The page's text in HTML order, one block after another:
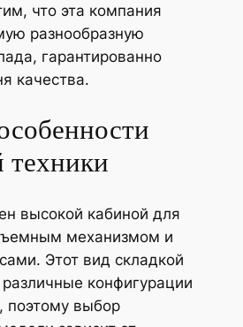
что эта компания
разнообразную
гарантированно
качества.
техники
высокой кабиной для
механизмом и
Этот вид складкой
конфигурации
поэтому выбор